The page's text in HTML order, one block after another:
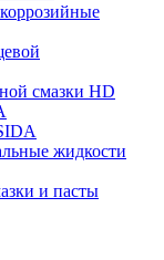
смазки HD
жидкости
и пасты